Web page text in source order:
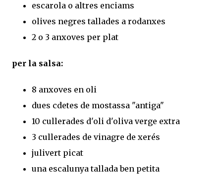
escarola o altres enciams
olives negres tallades a rodanxes
2 o 3 anxoves per plat
per la salsa:
8 anxoves en oli
dues cdetes de mostassa "antiga"
10 cullerades d'oli d'oliva verge extra
3 cullerades de vinagre de xerés
julivert picat
una escalunya tallada ben petita